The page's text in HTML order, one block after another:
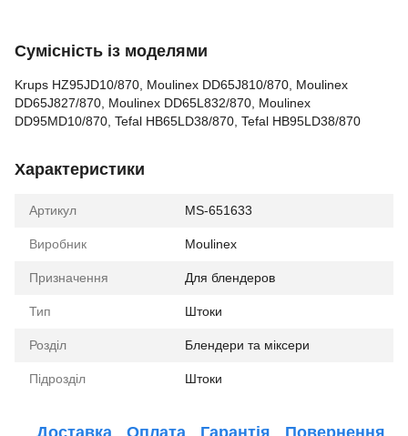
Сумісність із моделями
Krups HZ95JD10/870, Moulinex DD65J810/870, Moulinex
DD65J827/870, Moulinex DD65L832/870, Moulinex
DD95MD10/870, Tefal HB65LD38/870, Tefal HB95LD38/870
Характеристики
Артикул MS-651633
Виробник Moulinex
Призначення Для блендеров
Тип Штоки
Розділ Блендери та міксери
Підрозділ Штоки
Доставка Оплата Гарантія Повернення